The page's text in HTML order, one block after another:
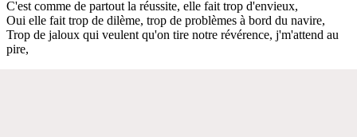
C'est comme de partout la réussite, elle fait trop d'envieux,
Oui elle fait trop de dilème, trop de problèmes à bord du navire,
Trop de jaloux qui veulent qu'on tire notre révérence, j'm'attend au
pire,